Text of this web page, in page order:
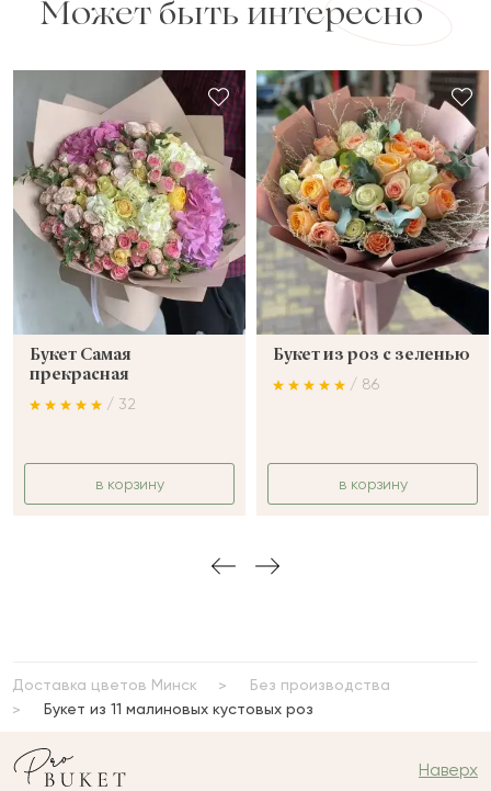
Может быть интересно
Букет Самая
прекрасная
/ 32
в корзину
Букет из роз с зеленью
/ 86
в корзину
Доставка цветов Минск
Без производства
Букет из 11 малиновых кустовых роз
Наверх